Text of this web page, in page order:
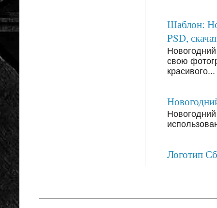
Шаблон:
PSD,
свою
красивого...
Логотип